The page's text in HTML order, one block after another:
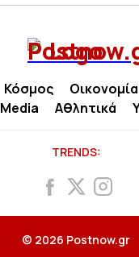
Κόσμος Οικονομία
Media Αθλητικά
TRENDS:
© 2026 Postnow.gr